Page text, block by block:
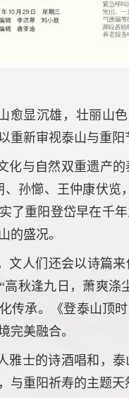
愈显沉雄，壮丽山
重新审视泰山与重阳
化与自然双重遗产
、孙㦢、王仲康伏览
了重阳登岱早在千
的盛况。
文人们还会以诗篇
高秋逢九日，萧爽涤
传承。《登泰山顶
完美融合。
雅士的诗酒唱和，
与重阳祈寿的主题